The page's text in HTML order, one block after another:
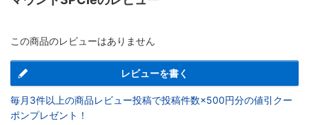
この商品のレビューはありません
レビューを書く
毎月3件以上の商品レビュー投稿で投稿件数×500円分の値引クー
ポンプレゼント！